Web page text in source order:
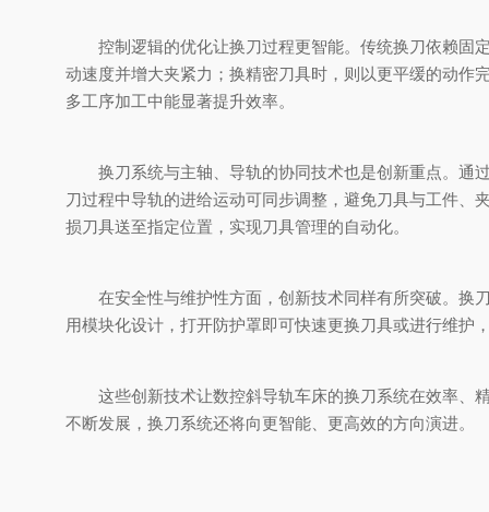
控制逻辑的优化让换刀过程更智能。传统换刀依赖固定
动速度并增大夹紧力；换精密刀具时，则以更平缓的动作
多工序加工中能显著提升效率。
换刀系统与主轴、导轨的协同技术也是创新重点。通过
刀过程中导轨的进给运动可同步调整，避免刀具与工件
损刀具送至指定位置，实现刀具管理的自动化。
在安全性与维护性方面，创新技术同样有所突破。换刀
用模块化设计，打开防护罩即可快速更换刀具或进行维
这些创新技术让数控斜导轨车床的换刀系统在效率、精
不断发展，换刀系统还将向更智能、更高效的方向演进。